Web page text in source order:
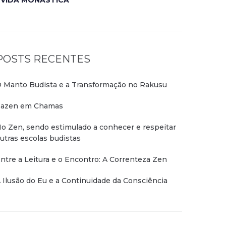
RECENTES
Manto Budista e a Transformação no Rakusu
em Chamas
Zen, sendo estimulado a conhecer e respeitar
escolas budistas
a Leitura e o Encontro: A Correnteza Zen
Ilusão do Eu e a Continuidade da Consciência